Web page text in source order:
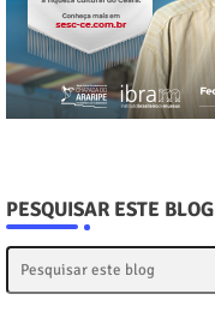
PESQUISAR ESTE BLOG